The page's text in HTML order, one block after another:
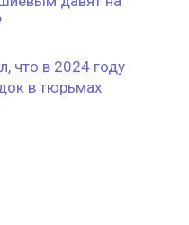
что в 2024 году
в тюрьмах